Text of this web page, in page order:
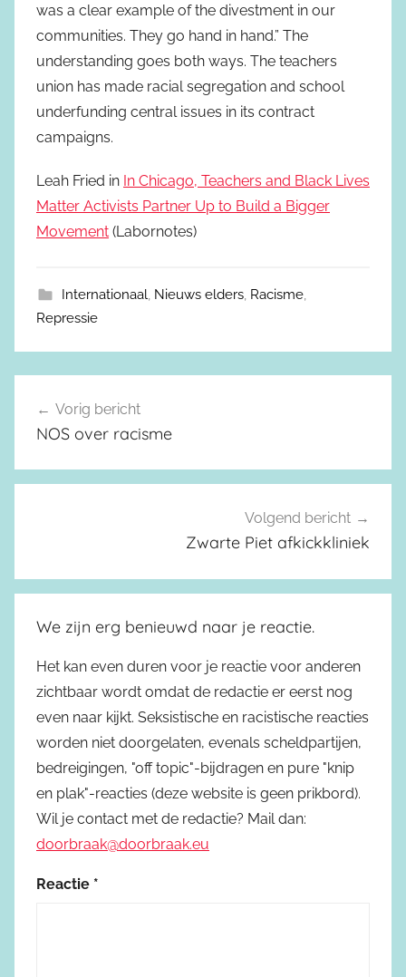
was a clear example of the divestment in our
communities. They go hand in hand.” The
understanding goes both ways. The teachers
union has made racial segregation and school
underfunding central issues in its contract
campaigns.
Leah Fried in In Chicago, Teachers and Black Lives
Matter Activists Partner Up to Build a Bigger
Movement (Labornotes)
Internationaal, Nieuws elders, Racisme,
Repressie
Berichtnavigatie
Vorig bericht
NOS over racisme
Volgend bericht
Zwarte Piet afkickkliniek
We zijn erg benieuwd naar je reactie.
Het kan even duren voor je reactie voor anderen
zichtbaar wordt omdat de redactie er eerst nog
even naar kijkt. Seksistische en racistische reacties
worden niet doorgelaten, evenals scheldpartijen,
bedreigingen, "off topic"-bijdragen en pure "knip
en plak"-reacties (deze website is geen prikbord).
Wil je contact met de redactie? Mail dan:
doorbraak@doorbraak.eu
Reactie *